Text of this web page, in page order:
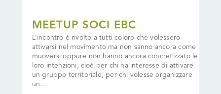
MEETUP SOCI EBC
L’incontro è rivolto a tutti coloro che volessero
attivarsi nel movimento ma non sanno ancora come
muoversi oppure non hanno ancora concretizzato le
loro intenzioni, cioè per chi ha interesse di attivare
un gruppo territoriale, per chi volesse organizzare
un...